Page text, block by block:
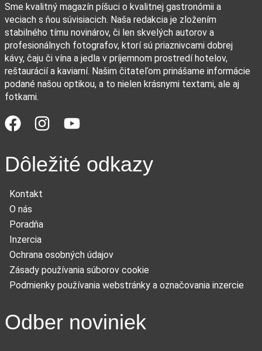
Sme kvalitný magazín píšuci o kvalitnej gastronómii a
veciach s ňou súvisiacich. Naša redakcia je zložením
stabilného tímu novinárov, či len skvelých autorov a
profesionálnych fotografov, ktorí sú priaznivcami dobrej
kávy, čaju či vína a jedla v príjemnom prostredí hotelov,
reštaurácií a kaviarní. Našim čitateľom prinášame informácie
podané našou optikou, a to nielen krásnymi textami, ale aj
fotkami.
Dôležité odkazy
Kontakt
O nás
Poradňa
Inzercia
Ochrana osobných údajov
Zásady používania súborov cookie
Podmienky používania webstránky a označovania inzercie
Odber noviniek